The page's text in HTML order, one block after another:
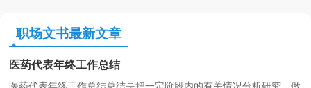
职场文书最新文章
医药代表年终工作总结